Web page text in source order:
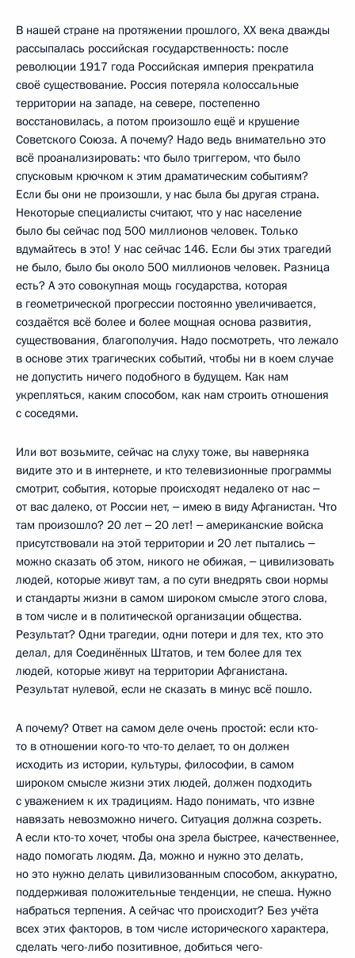
В нашей стране на протяжении прошлого, XX века дважды
рассыпалась российская государственность: после
революции 1917 года Российская империя прекратила
своё существование. Россия потеряла колоссальные
территории на западе, на севере, постепенно
восстановилась, а потом произошло ещё и крушение
Советского Союза. А почему? Надо ведь внимательно это
всё проанализировать: что было триггером, что было
спусковым крючком к этим драматическим событиям?
Если бы они не произошли, у нас была бы другая страна.
Некоторые специалисты считают, что у нас население
было бы сейчас под 500 миллионов человек. Только
вдумайтесь в это! У нас сейчас 146. Если бы этих трагедий
не было, было бы около 500 миллионов человек. Разница
есть? А это совокупная мощь государства, которая
в геометрической прогрессии постоянно увеличивается,
создаётся всё более и более мощная основа развития,
существования, благополучия. Надо посмотреть, что лежало
в основе этих трагических событий, чтобы ни в коем случае
не допустить ничего подобного в будущем. Как нам
укрепляться, каким способом, как нам строить отношения
с соседями.
Или вот возьмите, сейчас на слуху тоже, вы наверняка
видите это и в интернете, и кто телевизионные программы
смотрит, события, которые происходят недалеко от нас ‒
от вас далеко, от России нет, ‒ имею в виду Афганистан. Что
там произошло? 20 лет ‒ 20 лет! ‒ американские войска
присутствовали на этой территории и 20 лет пытались ‒
можно сказать об этом, никого не обижая, ‒ цивилизовать
людей, которые живут там, а по сути внедрять свои нормы
и стандарты жизни в самом широком смысле этого слова,
в том числе и в политической организации общества.
Результат? Одни трагедии, одни потери и для тех, кто это
делал, для Соединённых Штатов, и тем более для тех
людей, которые живут на территории Афганистана.
Результат нулевой, если не сказать в минус всё пошло.
А почему? Ответ на самом деле очень простой: если кто-
то в отношении кого-то что-то делает, то он должен
исходить из истории, культуры, философии, в самом
широком смысле жизни этих людей, должен подходить
с уважением к их традициям. Надо понимать, что извне
навязать невозможно ничего. Ситуация должна созреть.
А если кто-то хочет, чтобы она зрела быстрее, качественнее,
надо помогать людям. Да, можно и нужно это делать,
но это нужно делать цивилизованным способом, аккуратно,
поддерживая положительные тенденции, не спеша. Нужно
набраться терпения. А сейчас что происходит? Без учёта
всех этих факторов, в том числе исторического характера,
сделать чего-либо позитивное, добиться чего-